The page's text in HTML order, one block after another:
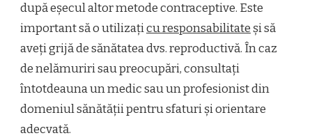
după eșecul altor metode contraceptive. Este
important să o utilizațicu responsabilitate și să
aveți grijă de sănătatea dvs. reproductivă. În caz
de nelămuriri sau preocupări, consultați
întotdeauna un medic sau un profesionist din
domeniul sănătății pentru sfaturi și orientare
adecvată.